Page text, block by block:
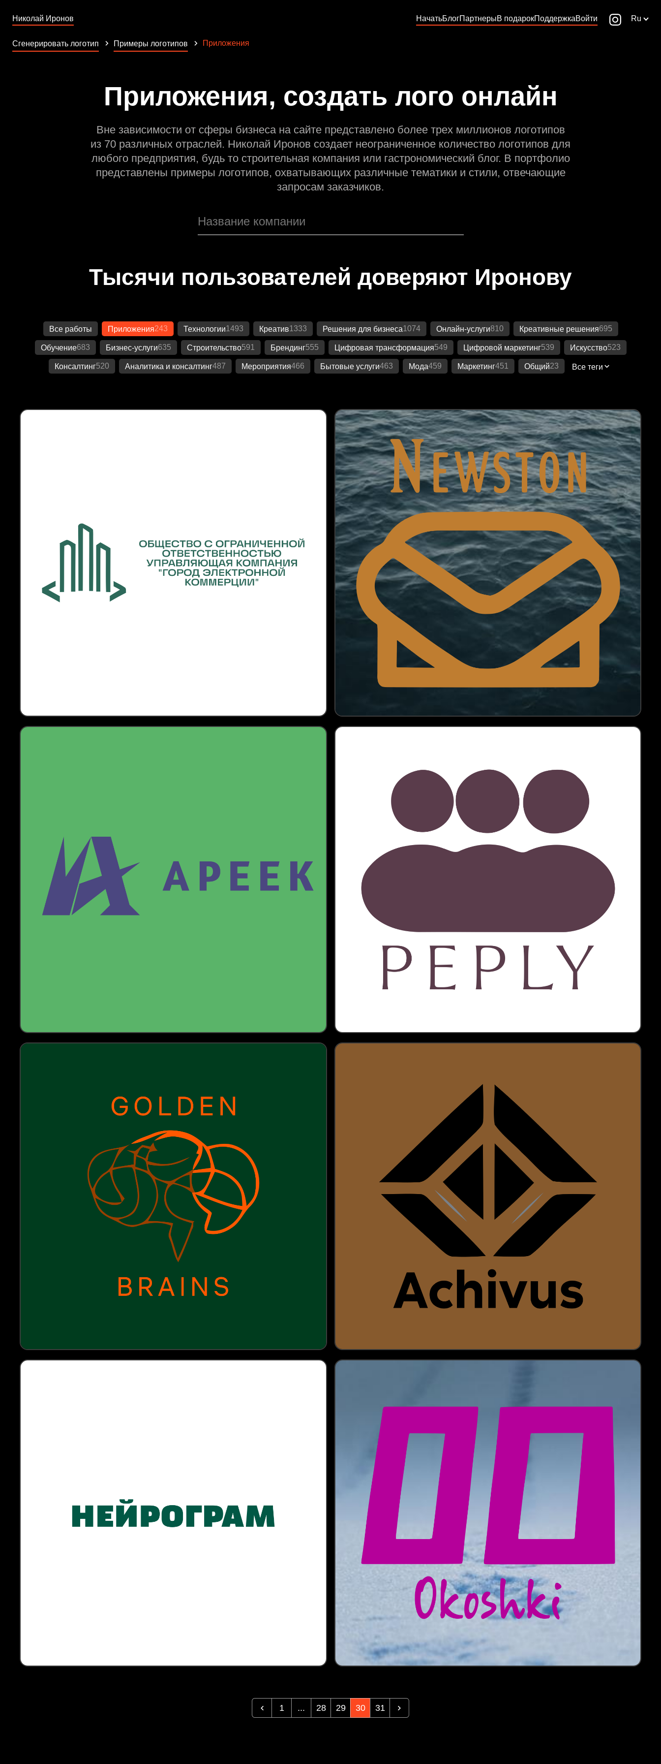
Николай Иронов НачатьБлогПартнерыВ подарокПоддержкаВойти Ru
Сгенерировать логотип Примеры логотипов Приложения
Приложения, создать лого онлайн
Вне зависимости от сферы бизнеса на сайте представлено более трех миллионов логотипов
из 70 различных отраслей. Николай Иронов создает неограниченное количество логотипов для
любого предприятия, будь то строительная компания или гастрономический блог. В портфолио
представлены примеры логотипов, охватывающих различные тематики и стили, отвечающие
запросам заказчиков.
Тысячи пользователей доверяют Иронову
Все работы Приложения243 Технологии1493 Креатив1333 Решения для бизнеса1074 Онлайн-услуги810 Креативные решения695
Обучение683 Бизнес-услуги635 Строительство591 Брендинг555 Цифровая трансформация549 Цифровой маркетинг539 Искусство523
Консалтинг520 Аналитика и консалтинг487 Мероприятия466 Бытовые услуги463 Мода459 Маркетинг451 Общий23 Все теги
1 ... 28 29 30 31